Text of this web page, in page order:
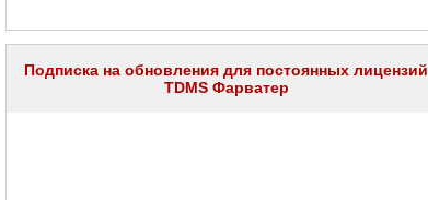
Подписка на обновления для постоянных лицензий
TDMS Фарватер